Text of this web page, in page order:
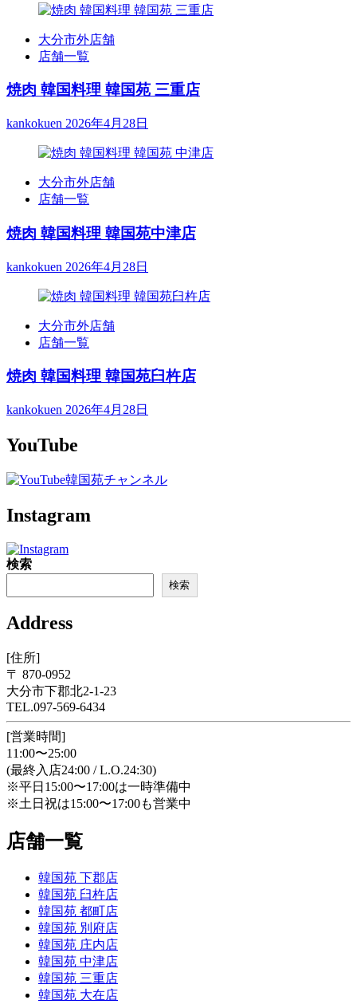
大分市外店舗
店舗一覧
焼肉 韓国料理 韓国苑 三重店
kankokuen 2026年4月28日
大分市外店舗
店舗一覧
焼肉 韓国料理 韓国苑中津店
kankokuen 2026年4月28日
大分市外店舗
店舗一覧
焼肉 韓国料理 韓国苑臼杵店
kankokuen 2026年4月28日
YouTube
Instagram
検索
検索
Address
[住所]
〒 870-0952
大分市下郡北2-1-23
TEL.097-569-6434
[営業時間]
11:00〜25:00
(最終入店24:00 / L.O.24:30)
※平日15:00〜17:00は一時準備中
※土日祝は15:00〜17:00も営業中
店舗一覧
韓国苑 下郡店
韓国苑 臼杵店
韓国苑 都町店
韓国苑 別府店
韓国苑 庄内店
韓国苑 中津店
韓国苑 三重店
韓国苑 大在店